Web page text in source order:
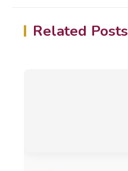
Related Posts